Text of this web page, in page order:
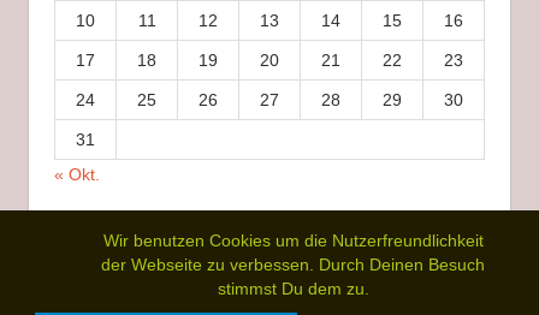
Wir benutzen Cookies um die Nutzerfreundlichkeit
der Webseite zu verbessen. Durch Deinen Besuch
stimmst Du dem zu.
10 11 12 13 14 15 16
17 18 19 20 21 22 23
24 25 26 27 28 29 30
31
« Okt.
WordPress-Theme: Tortuga von ThemeZee.